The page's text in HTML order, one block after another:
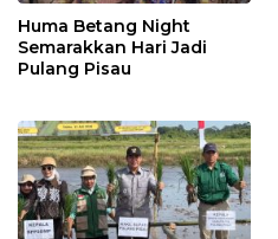
Huma Betang Night
Semarakkan Hari Jadi
Pulang Pisau